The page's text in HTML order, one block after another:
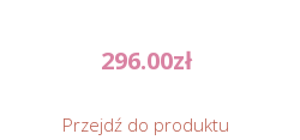
296.00zł
Przejdź do produktu